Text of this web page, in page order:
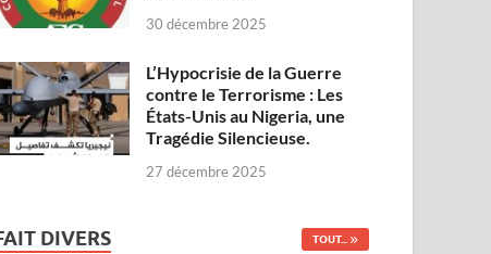
30 décembre 2025
L’Hypocrisie de la Guerre
contre le Terrorisme : Les
États-Unis au Nigeria, une
Tragédie Silencieuse.
27 décembre 2025
DIVERS TOUT...